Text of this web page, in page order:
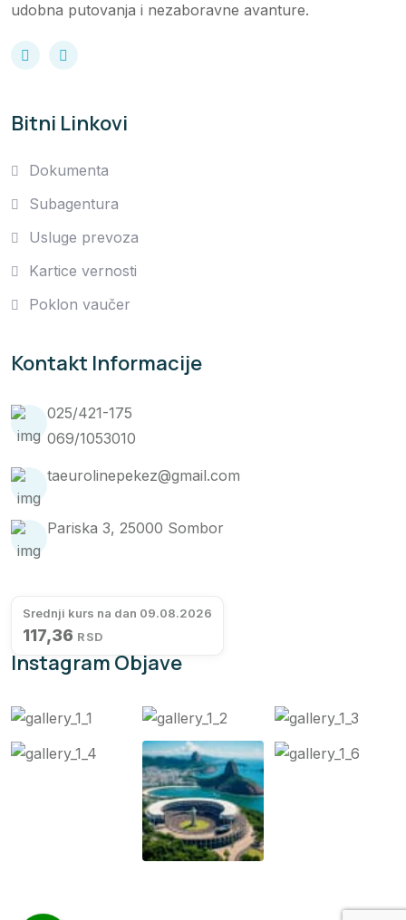
udobna putovanja i nezaboravne avanture.
Bitni Linkovi
Dokumenta
Subagentura
Usluge prevoza
Kartice vernosti
Poklon vaučer
Kontakt Informacije
025/421-175
069/1053010
taeurolinepekez@gmail.com
Pariska 3, 25000 Sombor
Srednji kurs na dan 09.08.2026
117,36 RSD
Instagram Objave